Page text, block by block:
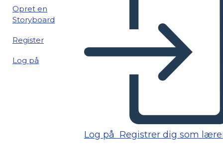
Opret en
Storyboard
Register
Log på
Log på Registrer dig som